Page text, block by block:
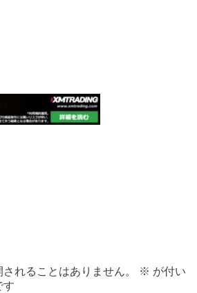
れることはありません。 ※ が付い
す